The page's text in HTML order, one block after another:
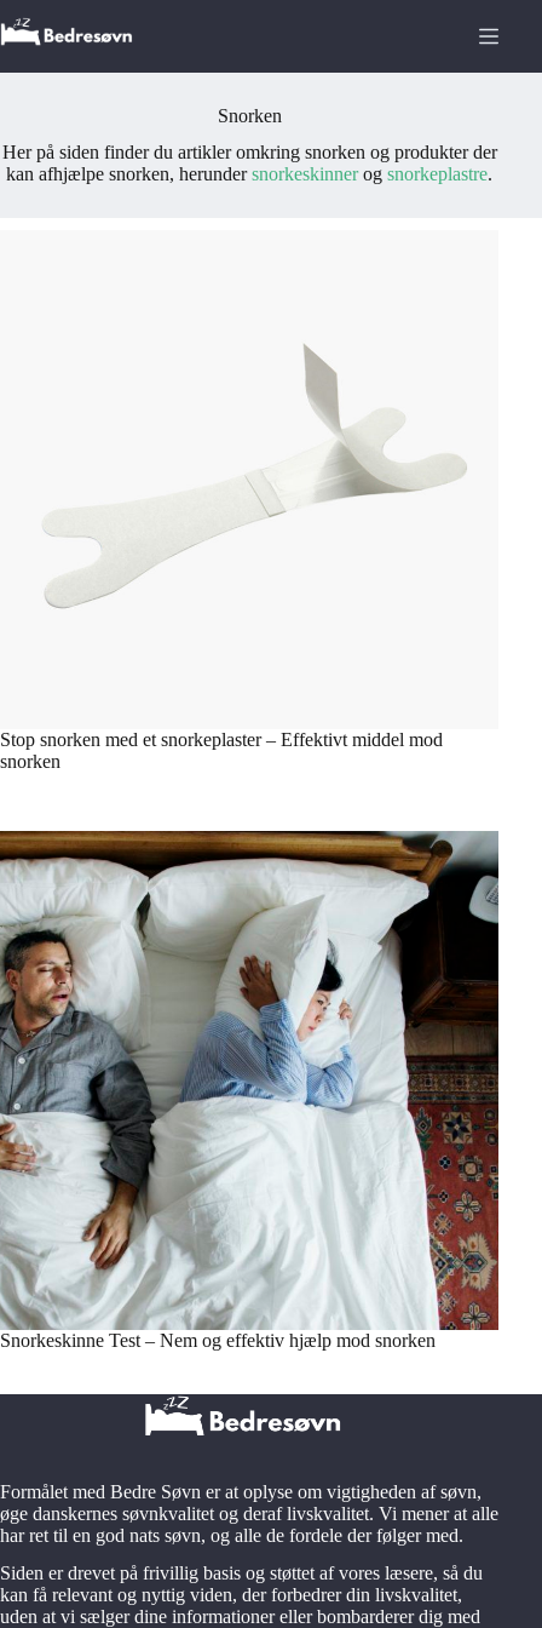
til
indhold
Snorken
Her på siden finder du artikler omkring snorken og produkter der
kan afhjælpe snorken, herundersnorkeskinnerogsnorkeplastre.
Stop snorken med et snorkeplaster – Effektivt middel mod
snorken
Snorkeskinne Test – Nem og effektiv hjælp mod snorken
Formålet med Bedre Søvn er at oplyse om vigtigheden af søvn,
øge danskernes søvnkvalitet og deraf livskvalitet. Vi mener at alle
har ret til en god nats søvn, og alle de fordele der følger med.
Siden er drevet på frivillig basis og støttet af vores læsere, så du
kan få relevant og nyttig viden, der forbedrer din livskvalitet,
uden at vi sælger dine informationer eller bombarderer dig med